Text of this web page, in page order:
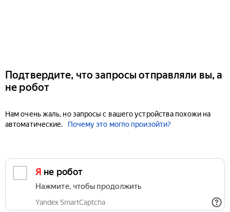
Подтвердите, что запросы отправляли вы, а
не робот
Нам очень жаль, но запросы с вашего устройства похожи на
автоматические.
Почему это могло произойти?
Я не робот
Нажмите, чтобы продолжить
Yandex SmartCaptcha